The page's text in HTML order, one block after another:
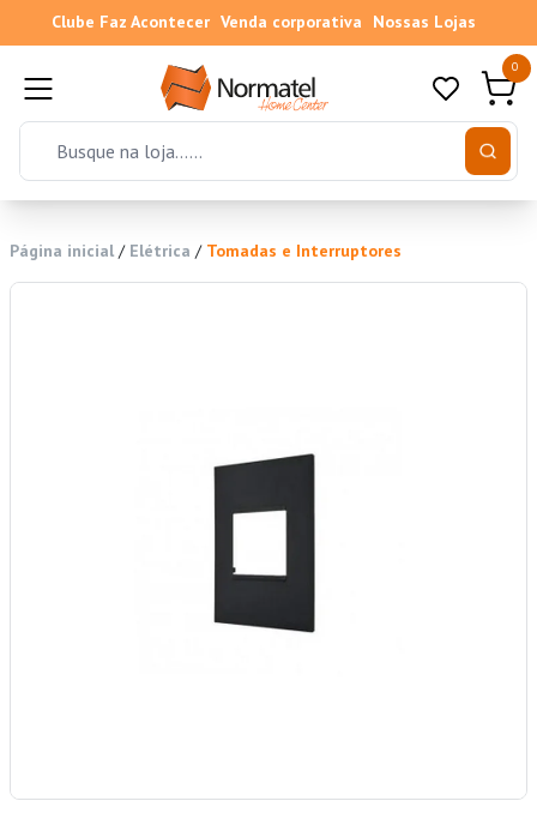
Clube Faz Acontecer Venda corporativa Nossas Lojas
0
Página inicial / Elétrica / Tomadas e Interruptores